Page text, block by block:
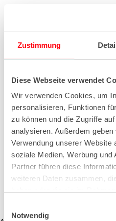
Zustimmung
Diese Webseite verwendet
Wir verwenden Cookies, um
personalisieren, Funktionen
zu können und die Zugriffe
analysieren. Außerdem
Verwendung unserer Website
soziale Medien, Werbung und
Partner führen diese
weiteren Daten zusammen,
Notwendig